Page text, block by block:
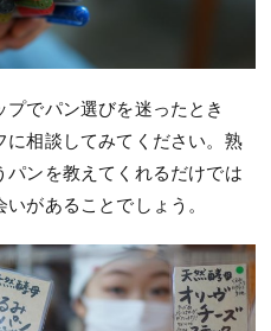
でパン選びを迷ったとき
相談してみてください。熟
ンを教えてくれるだけでは
があることでしょう。